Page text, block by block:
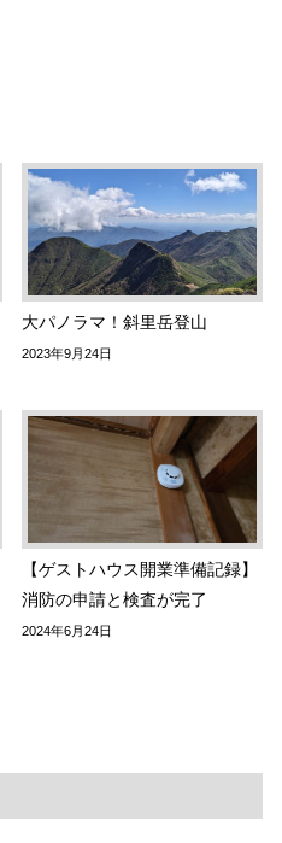
大パノラマ！斜里岳登山
2023年9月24日
【ゲストハウス開業準備記録】
消防の申請と検査が完了
2024年6月24日